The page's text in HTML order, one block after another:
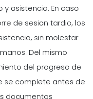
asistencia. En caso
de sesion tardio, los
sin molestar
Del mismo
del progreso de
se complete antes de
documentos